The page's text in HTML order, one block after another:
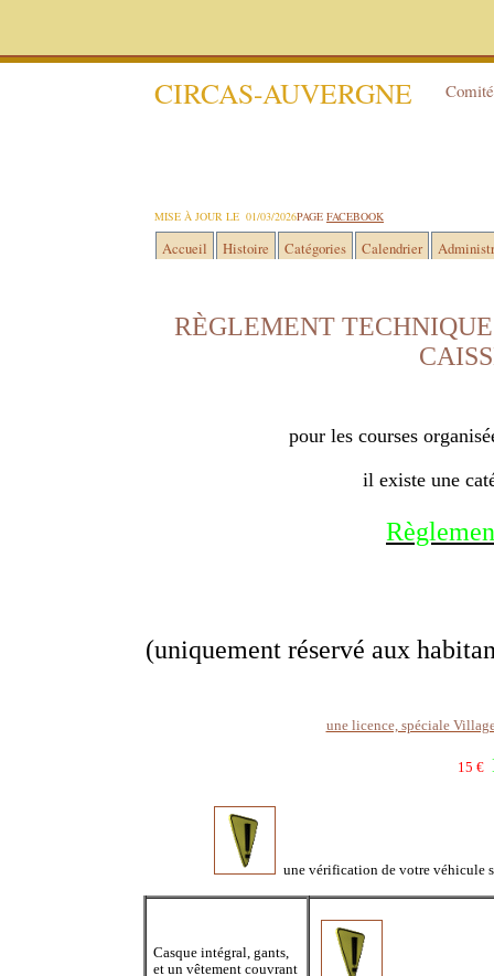
CIRCAS-AUVERGNE
MISE À JOUR LE 01/03/2026PAGE FACEBOOK
Accueil Histoire Catégories Calendrier
RÈGLEMENT
pour les courses
il existe une
(uniquement réservé aux
une licence, spéciale
15 €
une vérification de votre véhicule
Casque intégral, gants,
et un vêtement couvrant